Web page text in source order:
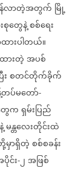
န်လာတဲ့အတွက် မြို့
စုတွေနဲ့စစ်ရေး
ားပါတယ်။
ားတဲ့အပစ်
စတင်တိုက်ခိုက်
ပ်မတော်-
ေကရှမ်းပြည်
မန္တလေးတိုင်းထဲ
မှာရှိတဲ့စစ်စခန်း
င်း-၂အဖြစ်